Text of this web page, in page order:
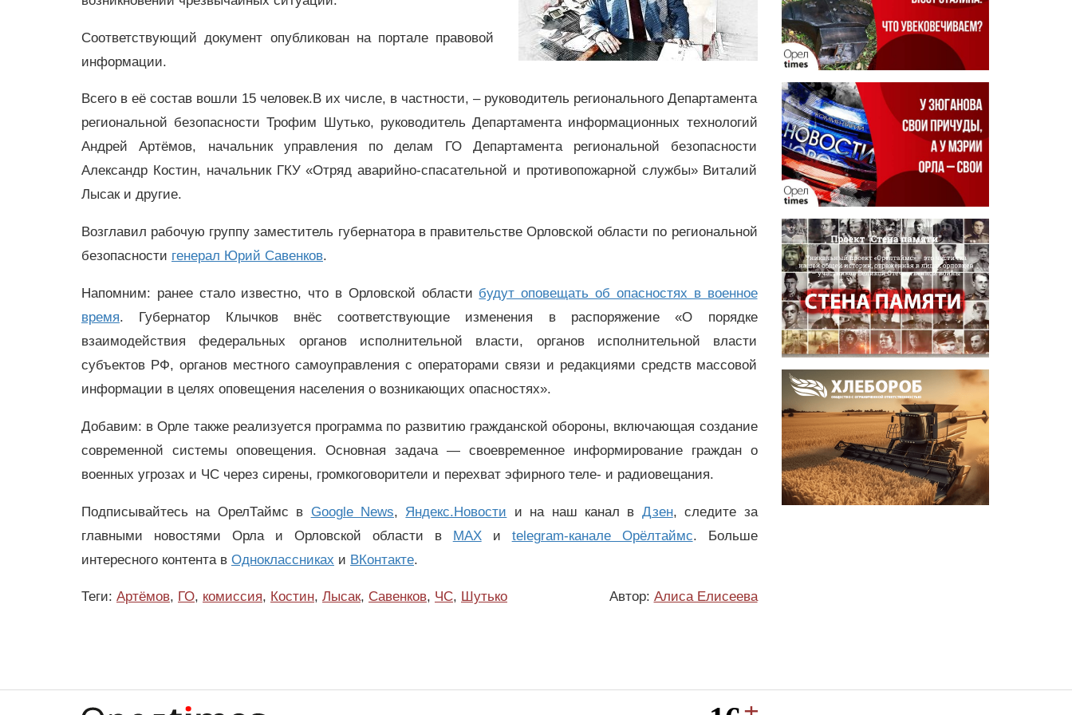
Соответствующий документ опубликован на портале правовой
информации.
Всего в её состав вошли 15 человек.В их числе, в частности, – руководитель регионального Департамента
региональной безопасности Трофим Шутько, руководитель Департамента информационных технологий
Андрей Артёмов, начальник управления по делам ГО Департамента региональной безопасности
Александр Костин, начальник ГКУ «Отряд аварийно-спасательной и противопожарной службы» Виталий
Лысак и другие.
Возглавил рабочую группу заместитель губернатора в правительстве Орловской области по региональной
безопасности генерал Юрий Савенков.
Напомним: ранее стало известно, что в Орловской области будут оповещать об опасностях в военное
время. Губернатор Клычков внёс соответствующие изменения в распоряжение «О порядке
взаимодействия федеральных органов исполнительной власти, органов исполнительной власти
субъектов РФ, органов местного самоуправления с операторами связи и редакциями средств массовой
информации в целях оповещения населения о возникающих опасностях».
Добавим: в Орле также реализуется программа по развитию гражданской обороны, включающая создание
современной системы оповещения. Основная задача — своевременное информирование граждан о
военных угрозах и ЧС через сирены, громкоговорители и перехват эфирного теле- и радиовещания.
Подписывайтесь на ОрелТаймс в Google News, Яндекс.Новости и на наш канал в Дзен, следите за
главными новостями Орла и Орловской области в MAXи telegram-канале Орёлтаймс. Больше
интересного контента в Одноклассниках и ВКонтакте.
Теги: Артёмов, ГО, комиссия, Костин, Лысак, Савенков, ЧС, Шутько Автор: Алиса Елисеева